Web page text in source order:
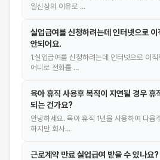
일신상의 이유로 …
실업급여를 신청하려는데 인터넷으로
안되어요.
1.실업급여를 신청하려는데 인터넷으로 이
어디로 전화를 …
육아 휴직 사용후 복직이 지연될 경우 휴
되는 건가요?
안녕하세요. 육아 휴직 1년을 사용하여 다음
하지만 회사…
근로계약 만료 실업급여 받을 수 있나요?